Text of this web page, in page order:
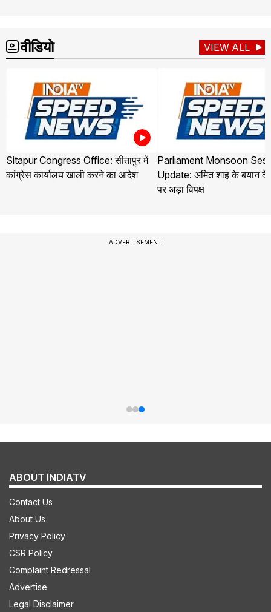
वीडियो VIEW ALL
Sitapur Congress Office: सीतापुर में
कांग्रेस कार्यालय खाली करने का आदेश
Parliament Monsoon
Update: अमित शाह के बयान
पर अड़ा विपक्ष
ADVERTISEMENT
ABOUT INDIATV
Contact Us
About Us
Privacy Policy
CSR Policy
Complaint Redressal
Advertise
Legal Disclaimer